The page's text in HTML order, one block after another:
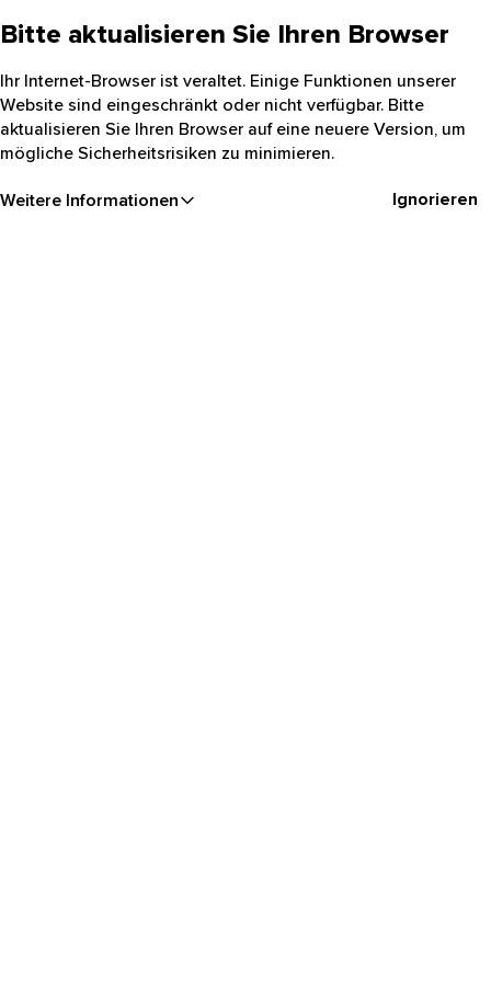
Bitte aktualisieren Sie Ihren Browser
Ihr Internet-Browser ist veraltet. Einige Funktionen unserer
Website sind eingeschränkt oder nicht verfügbar. Bitte
aktualisieren Sie Ihren Browser auf eine neuere Version, um
mögliche Sicherheitsrisiken zu minimieren.
Weitere Informationen Ignorieren